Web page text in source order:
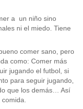
a un niño sino
ni el miedo. Tiene
comer sano, pero
como: Comer más
jugando el futbol, si
para seguir jugando,
que los demás… Así